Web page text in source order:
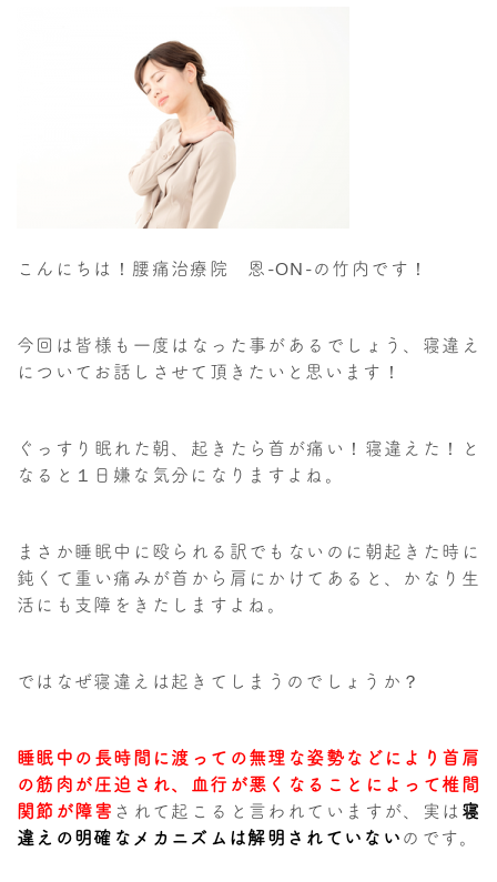
こんにちは！腰痛治療院 恩-ON-の竹内です！
今回は皆様も一度はなった事があるでしょう、寝違え
についてお話しさせて頂きたいと思います！
ぐっすり眠れた朝、起きたら首が痛い！寝違えた！と
なると１日嫌な気分になりますよね。
まさか睡眠中に殴られる訳でもないのに朝起きた時に
鈍くて重い痛みが首から肩にかけてあると、かなり生
活にも支障をきたしますよね。
ではなぜ寝違えは起きてしまうのでしょうか？
睡眠中の長時間に渡っての無理な姿勢などにより首肩
の筋肉が圧迫され、血行が悪くなることによって椎間
関節が障害 されて起こると言われていますが、実は 寝
違えの明確なメカニズムは解明されていないのです。